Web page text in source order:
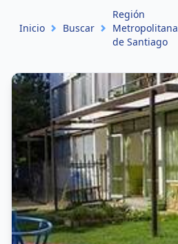
Inicio Buscar
Región
Metropolitana
de Santiago